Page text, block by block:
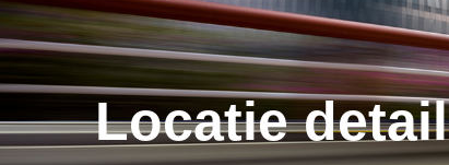
Locatie detail